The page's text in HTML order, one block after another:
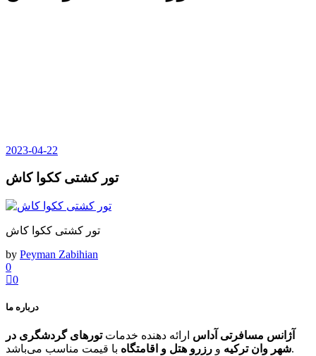
2023-04-22
تور کشتی ککوا کاش
تور کشتی ککوا کاش
by Peyman Zabihian
0
0
درباره ما
آژانس مسافرتی آداس ارائه دهنده خدماتتورهای گردشگری در
شهر وان ترکیه و رزرو هتل و اقامتگاه با قیمت مناسب می‌باشد.